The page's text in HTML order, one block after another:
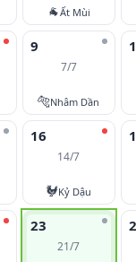
🐐Ất Mùi
9
7/7
🐅Nhâm Dần
16
14/7
🐓Kỷ Dậu
23
21/7